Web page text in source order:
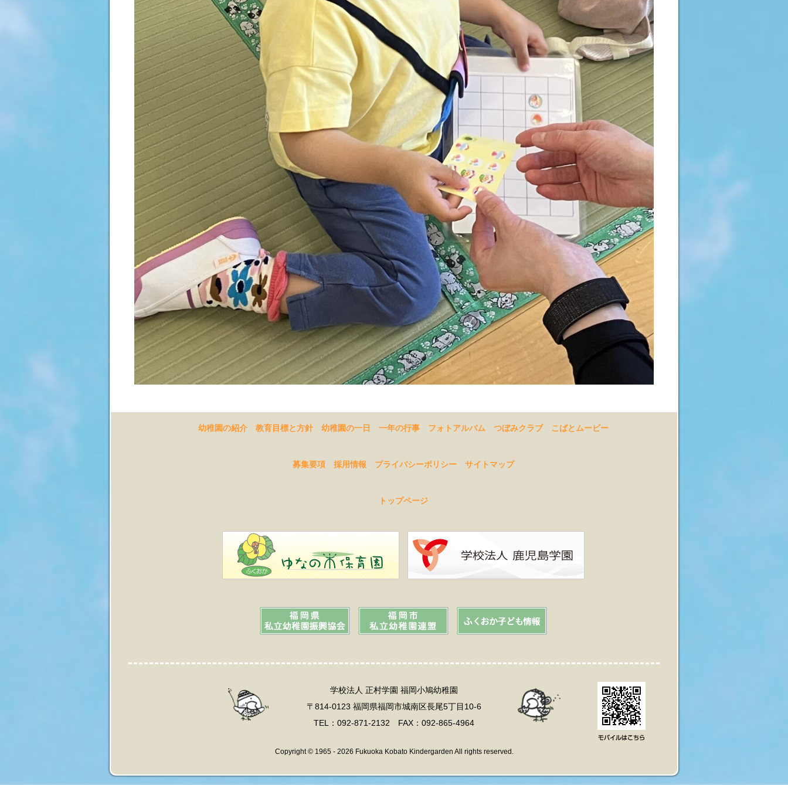
幼稚園の紹介 教育目標と方針 幼稚園の一日 一年の行事 フォトアルバム つぼみクラブ こばとムービー
募集要項 採用情報 プライバシーポリシー サイトマップ
トップページ
学校法人 正村学園 福岡小鳩幼稚園
〒814-0123 福岡県福岡市城南区長尾5丁目10-6
TEL：092-871-2132 FAX：092-865-4964
Copyright © 1965 - 2026 Fukuoka Kobato Kindergarden All rights reserved.